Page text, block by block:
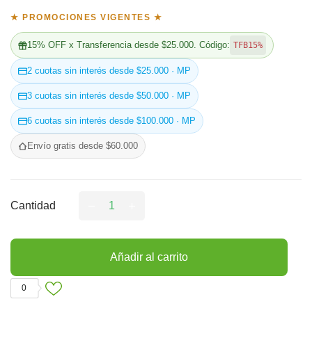
★ PROMOCIONES VIGENTES ★
15% OFF x Transferencia desde $25.000. Código: TFB15%
2 cuotas sin interés desde $25.000 · MP
3 cuotas sin interés desde $50.000 · MP
6 cuotas sin interés desde $100.000 · MP
Envío gratis desde $60.000
Cantidad
Añadir al carrito
0